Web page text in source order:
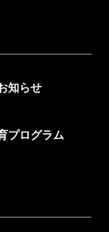
知らせ
プログラム